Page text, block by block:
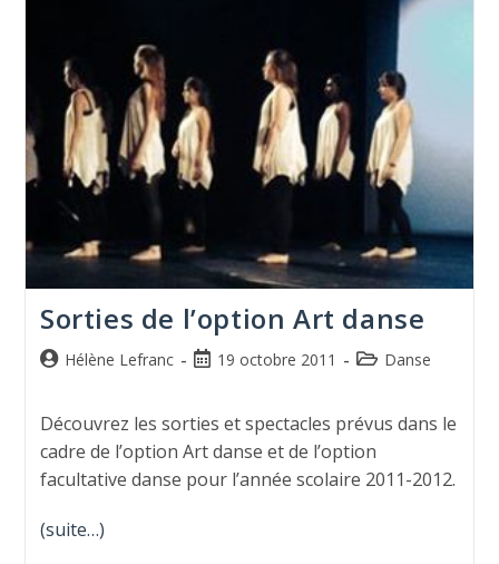
Sorties de l’option Art danse
Hélène Lefranc 19 octobre 2011 Danse
Découvrez les sorties et spectacles prévus dans le
cadre de l’option Art danse et de l’option
facultative danse pour l’année scolaire 2011-2012.
(suite…)